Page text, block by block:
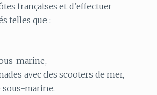
françaises et d’effectuer
telles que :
marine,
avec des scooters de mer,
sous-marine.